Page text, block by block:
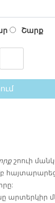
Շարք
շոուի